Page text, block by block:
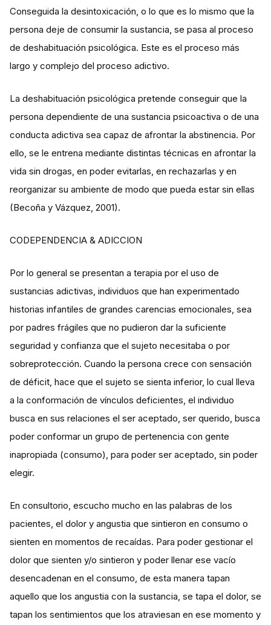
Conseguida la desintoxicación, o lo que es lo mismo que la
persona deje de consumir la sustancia, se pasa al proceso
de deshabituación psicológica. Este es el proceso más
largo y complejo del proceso adictivo.
La deshabituación psicológica pretende conseguir que la
persona dependiente de una sustancia psicoactiva o de una
conducta adictiva sea capaz de afrontar la abstinencia. Por
ello, se le entrena mediante distintas técnicas en afrontar la
vida sin drogas, en poder evitarlas, en rechazarlas y en
reorganizar su ambiente de modo que pueda estar sin ellas
(Becoña y Vázquez, 2001).
CODEPENDENCIA & ADICCION
Por lo general se presentan a terapia por el uso de
sustancias adictivas, individuos que han experimentado
historias infantiles de grandes carencias emocionales, sea
por padres frágiles que no pudieron dar la suficiente
seguridad y confianza que el sujeto necesitaba o por
sobreprotección. Cuando la persona crece con sensación
de déficit, hace que el sujeto se sienta inferior, lo cual lleva
a la conformación de vínculos deficientes, el individuo
busca en sus relaciones el ser aceptado, ser querido, busca
poder conformar un grupo de pertenencia con gente
inapropiada (consumo), para poder ser aceptado, sin poder
elegir.
En consultorio, escucho mucho en las palabras de los
pacientes, el dolor y angustia que sintieron en consumo o
sienten en momentos de recaídas. Para poder gestionar el
dolor que sienten y/o sintieron y poder llenar ese vacío
desencadenan en el consumo, de esta manera tapan
aquello que los angustia con la sustancia, se tapa el dolor, se
tapan los sentimientos que los atraviesan en ese momento y